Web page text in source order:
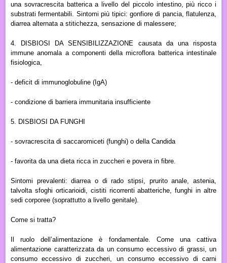
una sovracrescita batterica a livello del piccolo intestino, più ricco i
substrati fermentabili. Sintomi più tipici: gonfiore di pancia, flatulenza,
diarrea alternata a stitichezza, sensazione di malessere;
4. DISBIOSI DA SENSIBILIZZAZIONE causata da una risposta
immune anomala a componenti della microflora batterica intestinale
fisiologica,
- deficit di immunoglobuline (IgA)
- condizione di barriera immunitaria insufficiente
5. DISBIOSI DA FUNGHI
- sovracrescita di saccaromiceti (funghi) o della Candida
- favorita da una dieta ricca in zuccheri e povera in fibre.
Sintomi prevalenti: diarrea o di rado stipsi, prurito anale, astenia,
talvolta sfoghi orticarioidi, cistiti ricorrenti abatteriche, funghi in altre
sedi corporee (soprattutto a livello genitale).
Come si tratta?
Il ruolo dell’alimentazione è fondamentale. Come una cattiva
alimentazione caratterizzata da un consumo eccessivo di grassi, un
consumo eccessivo di zuccheri, un consumo eccessivo di carni